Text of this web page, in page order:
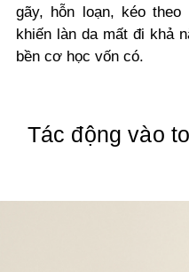
gãy, hỗn loạn, kéo
khiến làn da mất đi khả
bền cơ học vốn có.
Tác động vào